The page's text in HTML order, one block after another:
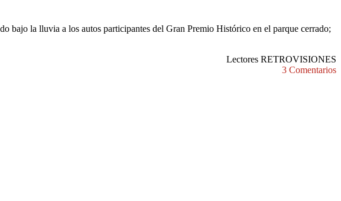
bajo la lluvia a los autos participantes del Gran Premio Histórico en el parque cerrado;
Lectores RETROVISIONES
3 Comentarios